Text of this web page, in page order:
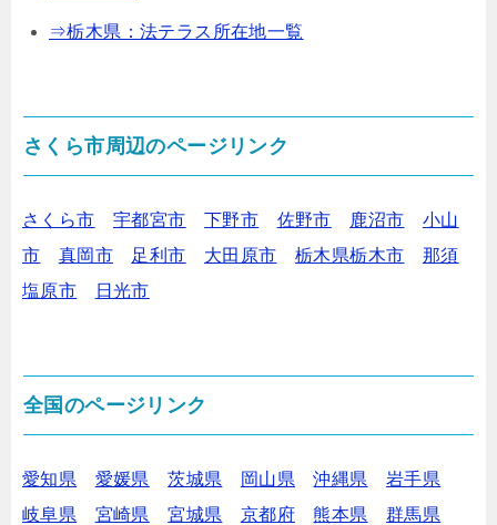
⇒栃木県：法テラス所在地一覧
さくら市周辺のページリンク
さくら市 宇都宮市 下野市 佐野市 鹿沼市
小山
市
真岡市 足利市 大田原市 栃木県栃木市
那須
塩原市
日光市
全国のページリンク
愛知県 愛媛県 茨城県 岡山県 沖縄県
岩手県
岐阜県
宮崎県 宮城県 京都府 熊本県
群馬県